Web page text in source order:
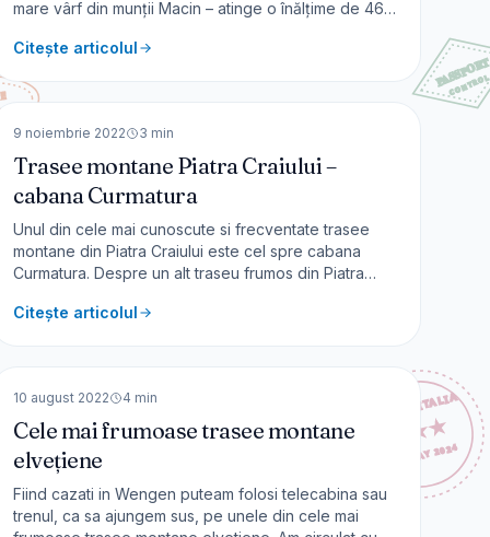
mare vârf din munții Macin – atinge o înălțime de 467
beneficia de panorame spectaculoase, potecă prin
începe [
Citește articolul
9 noiembrie 2022 3 min
Trasee montane Piatra Craiului –
cabana Curmatura
Unul din cele mai cunoscute si frecventate trasee
montane din Piatra Craiului este cel spre cabana
Curmatura. Despre un alt traseu frumos din Piatra
acest blog de calatorie – detalii AICI. Trasee montane
Citește articolul
10 august 2022 4 min
Cele mai frumoase trasee montane
elvețiene
Fiind cazati in Wengen puteam folosi telecabina sau
trenul, ca sa ajungem sus, pe unele din cele mai